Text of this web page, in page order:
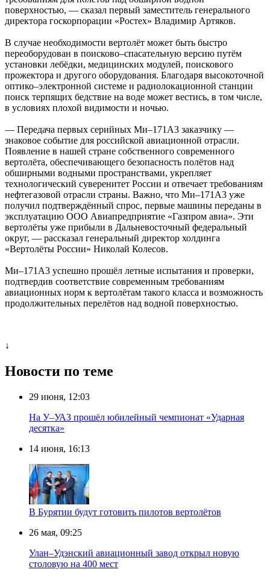
поверхностью, — сказал первый заместитель генерального
директора госкорпорации «Ростех» Владимир Артяков.
В случае необходимости вертолёт может быть быстро
переоборудован в поисково–спасательную версию путём
установки лебёдки, медицинских модулей, поискового
прожектора и другого оборудования. Благодаря высокоточной
оптико–электронной системе и радиолокационной станции
поиск терпящих бедствие на воде может вестись, в том числе,
в условиях плохой видимости и ночью.
— Передача первых серийных Ми–171А3 заказчику —
знаковое событие для российской авиационной отрасли.
Появление в нашей стране собственного современного
вертолёта, обеспечивающего безопасность полётов над
обширными водными пространствами, укрепляет
технологический суверенитет России и отвечает требованиям
нефтегазовой отрасли страны. Важно, что Ми–171А3 уже
получил подтверждённый спрос, первые машины переданы в
эксплуатацию ООО Авиапредприятие «Газпром авиа». Эти
вертолёты уже прибыли в Дальневосточный федеральный
округ, — рассказал генеральный директор холдинга
«Вертолёты России» Николай Колесов.
Ми–171А3 успешно прошёл летные испытания и проверки,
подтвердив соответствие современным требованиям
авиационных норм к вертолётам такого класса и возможность
продолжительных перелётов над водной поверхностью.
↓
Новости по теме
29 июня, 12:03
На У–УАЗ прошёл юбилейный чемпионат «Ударная
десятка»
14 июня, 16:13
В Бурятии будут готовить пилотов вертолётов
26 мая, 09:25
Улан–Удэнский авиационный завод открыл новую
столовую на 400 мест